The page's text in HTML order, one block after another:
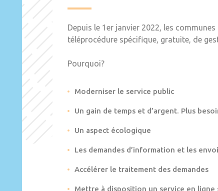
Depuis le 1er janvier 2022, les
téléprocédure spécifique, gratuite, de
Pourquoi?
Moderniser le service public
Un gain de temps et d’argent. Plus
Un aspect écologique
Les demandes d’information et les
Accélérer le traitement des demandes
Mettre à disposition un service en ligne